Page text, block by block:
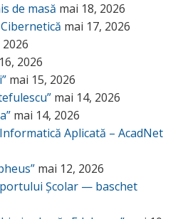
de masă mai 18, 2026
mai 17, 2026
2026
mai 15, 2026
mai 14, 2026
mai 14, 2026
Aplicată – AcadNet
mai 12, 2026
Școlar — baschet